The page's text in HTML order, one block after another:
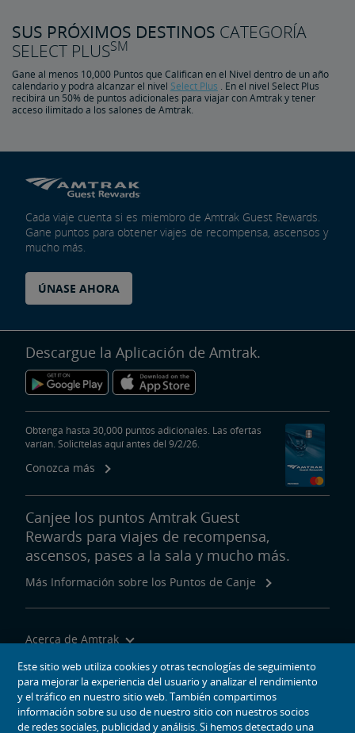
SUS PRÓXIMOS DESTINOS CATEGORÍA
SELECT PLUSSM
Gane al menos 10,000 Puntos que Califican en el Nivel dentro de un año
calendario y podrá alcanzar el nivel Select Plus . En el nivel Select Plus
recibirá un 50% de puntos adicionales para viajar con Amtrak y tener
acceso ilimitado a los salones de Amtrak.
Cada viaje cuenta si es miembro de Amtrak Guest Rewards.
Gane puntos para obtener viajes de recompensa, ascensos y
mucho más.
ÚNASE AHORA
Descargue la Aplicación de Amtrak.
Obtenga hasta 30,000 puntos adicionales. Las ofertas
varían. Solicítelas aquí antes del 9/2/26.
Conozca más
Canjee los puntos Amtrak Guest
Rewards para viajes de recompensa,
ascensos, pases a la sala y mucho más.
Más Información sobre los Puntos de Canje
Acerca de Amtrak
Viajar con Nosotros
Herramientas del Sitio
Este sitio web utiliza cookies y otras tecnologías de seguimiento
para mejorar la experiencia del usuario y analizar el rendimiento
y el tráfico en nuestro sitio web. También compartimos
información sobre su uso de nuestro sitio con nuestros socios
de redes sociales, publicidad y análisis. Si hemos detectado una